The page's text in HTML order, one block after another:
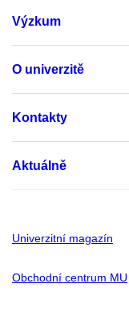
Výzkum
O univerzitě
Kontakty
Aktuálně
Univerzitní magazín
Obchodní centrum MU